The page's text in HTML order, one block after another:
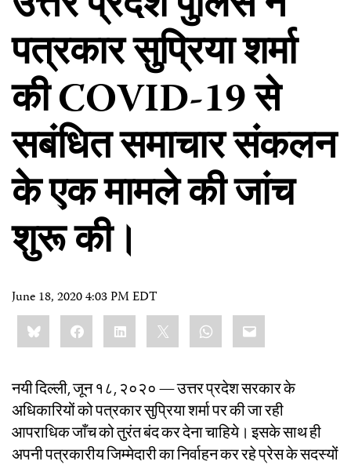
पत्रकार सुप्रिया शर्मा
की COVID-19 से
सबंधित समाचार संकलन
के एक मामले की जांच
शुरू की।
June 18, 2020 4:03 PM EDT
Share
this:BlueskyFacebookLinkedIn WhatsApp
Email
नयी दिल्ली, जून १८, २०२० — उत्तर प्रदेश सरकार के
अधिकारियों को पत्रकार सुप्रिया शर्मा पर की जा रही
आपराधिक जाँच को तुरंत बंद कर देना चाहिये। इसके साथ ही
अपनी पत्रकारीय जिम्मेदारी का निर्वाहन कर रहे प्रेस के सदस्यों